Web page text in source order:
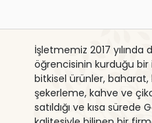
İşletmemiz 2017 yılında
öğrencisinin kurduğu
bitkisel ürünler,
şekerleme, kahve ve
satıldığı ve kısa sürede